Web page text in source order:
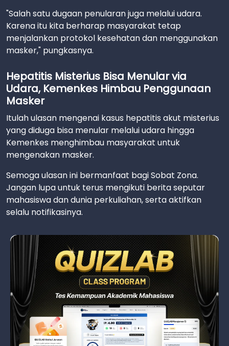
"Salah satu dugaan penularan juga melalui udara.
Karena itu kita berharap masyarakat tetap
menjalankan protokol kesehatan dan menggunakan
masker," pungkasnya.
Hepatitis Misterius Bisa Menular via
Udara, Kemenkes Himbau Penggunaan
Masker
Itulah ulasan mengenai kasus hepatitis akut misterius
yang diduga bisa menular melalui udara hingga
Kemenkes menghimbau masyarakat untuk
mengenakan masker.
Semoga ulasan ini bermanfaat bagi Sobat Zona.
Jangan lupa untuk terus mengikuti berita seputar
mahasiswa dan dunia perkuliahan, serta aktifkan
selalu notifikasinya.